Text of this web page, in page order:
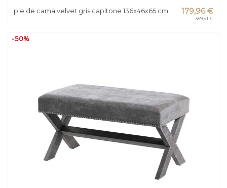
pie de cama velvet gris capitone 136x46x65 cm 179,96 €
359,91 €
-50%